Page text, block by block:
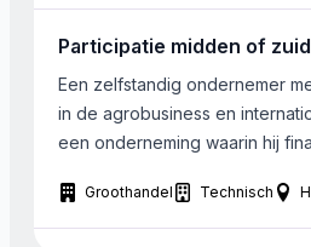
omzet behaald van €
gezochte onderneming
Participatie midden of
Een zelfstandig ondernemer
in de agrobusiness en
een onderneming waarin hij
van aard te zijn met het liefst
Het huidige management is
Groothandel Technisch